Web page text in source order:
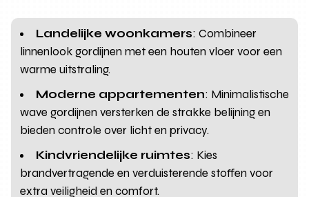
Landelijke woonkamers: Combineer
linnenlook gordijnen met een houten vloer voor een
warme uitstraling.
Moderne appartementen: Minimalistische
wave gordijnen versterken de strakke belijning en
bieden controle over licht en privacy.
Kindvriendelijke ruimtes: Kies
brandvertragende en verduisterende stoffen voor
extra veiligheid en comfort.